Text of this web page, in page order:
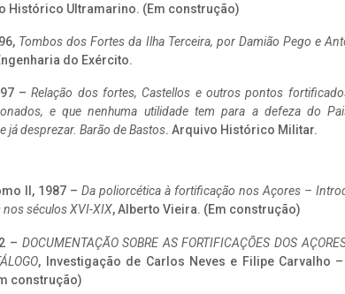
Histórico Ultramarino. (Em construção)
Tombos dos Fortes da Ilha Terceira, por Damião Pego e
do Exército.
–Relação dos fortes, Castellos e outros pontos
e que nenhuma utilidade tem para a defeza do
já desprezar. Barão de Bastos. Arquivo Histórico Militar.
II, 1987 – Da poliorcética à fortificação nos Açores –
séculos XVI-XIX, Alberto Vieira. (Em construção)
– DOCUMENTAÇÃO SOBRE AS FORTIFICAÇÕES DOS
, Investigação de Carlos Neves e Filipe Carvalho
construção)